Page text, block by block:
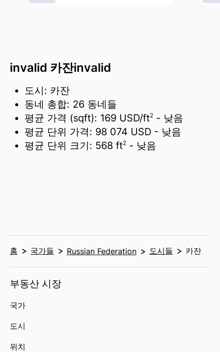
invalid 카잔invalid
도시: 카잔
동네 총합: 26 동네들
평균 가격 (sqft): 169 USD/ft2 - 낮음
평균 단위 가격: 98 074 USD - 낮음
평균 단위 크기: 568 ft2 - 낮음
홈 국가들 Russian Federation 도시들 카잔
부동산 시장
국가
도시
위치